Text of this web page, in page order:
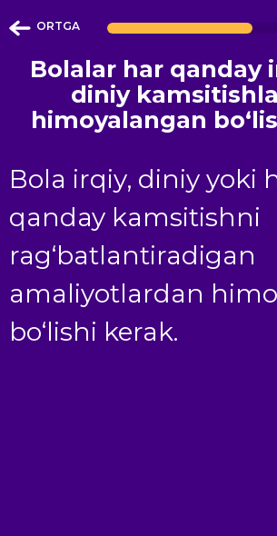
ORTGA
Bolalar har qanday
diniy
himoyalangan
Bola irqiy, diniy yoki
qanday kamsitishni
rag‘batlantiradigan
amaliyotlardan
bo‘lishi kerak.